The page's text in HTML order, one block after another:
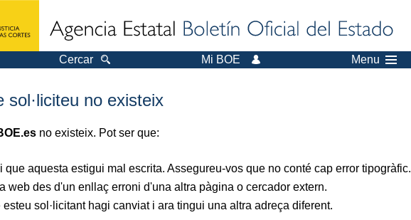
Cercar Mi BOE Menu
no existeix
no existeix. Pot ser que:
aquesta estigui mal escrita. Assegureu-vos que no conté cap error tipogràfic.
web des d'un enllaç erroni d'una altra pàgina o cercador extern.
sol·licitant hagi canviat i ara tingui una altra adreça diferent.